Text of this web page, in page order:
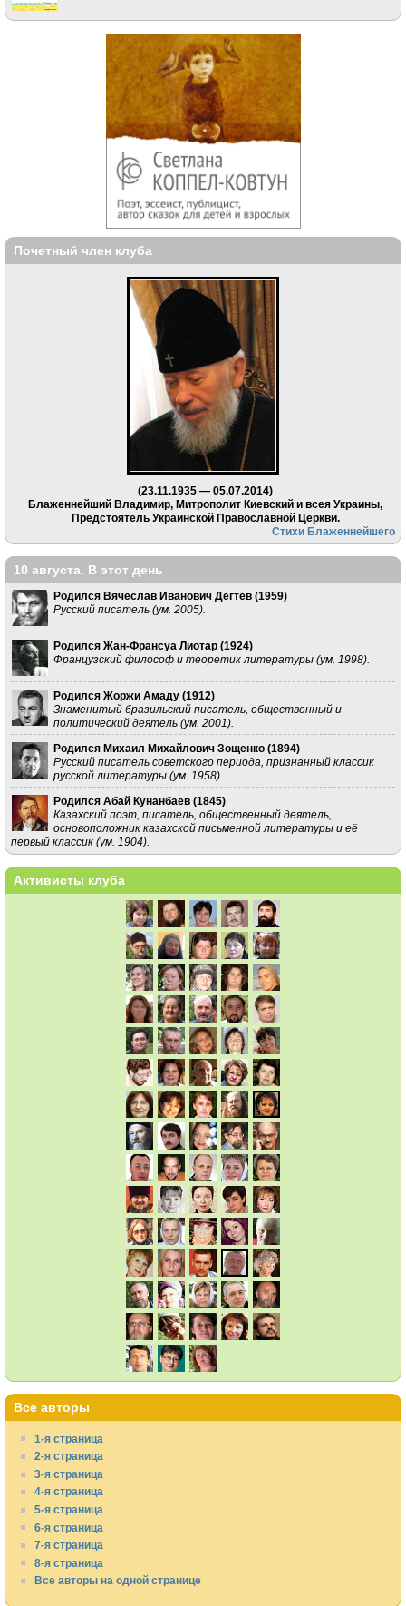
Почетный член клуба
(23.11.1935 — 05.07.2014)
Блаженнейший Владимир, Митрополит Киевский и всея Украины,
Предстоятель Украинской Православной Церкви.
Стихи Блаженнейшего
10 августа. В этот день
Родился Вячеслав Иванович Дёгтев (1959)
Русский писатель (ум. 2005).
Родился Жан-Франсуа Лиотар (1924)
Французский философ и теоретик литературы (ум. 1998).
Родился Жоржи Амаду (1912)
Знаменитый бразильский писатель, общественный и
политический деятель (ум. 2001).
Родился Михаил Михайлович Зощенко (1894)
Русский писатель советского периода, признанный классик
русской литературы (ум. 1958).
Родился Абай Кунанбаев (1845)
Казахский поэт, писатель, общественный деятель,
основоположник казахской письменной литературы и её
первый классик (ум. 1904).
Активисты клуба
Все авторы
1-я страница
2-я страница
3-я страница
4-я страница
5-я страница
6-я страница
7-я страница
8-я страница
Все авторы на одной странице